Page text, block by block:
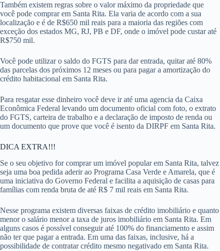
Também existem regras sobre o valor máximo da propriedade que
você pode comprar em Santa Rita. Ela varia de acordo com a sua
localização e é de R$650 mil reais para a maioria das regiões com
exceção dos estados MG, RJ, PB e DF, onde o imóvel pode custar até
R$750 mil.
Você pode utilizar o saldo do FGTS para dar entrada, quitar até 80%
das parcelas dos próximos 12 meses ou para pagar a amortização do
crédito habitacional em Santa Rita.
Para resgatar esse dinheiro você deve ir até uma agencia da Caixa
Econômica Federal levando um documento oficial com foto, o extrato
do FGTS, carteira de trabalho e a declaração de imposto de renda ou
um documento que prove que você é isento da DIRPF em Santa Rita.
DICA EXTRA!!!
Se o seu objetivo for comprar um imóvel popular em Santa Rita, talvez
seja uma boa pedida aderir ao Programa Casa Verde e Amarela, que é
uma iniciativa do Governo Federal e facilita a aquisição de casas para
famílias com renda bruta de até R$ 7 mil reais em Santa Rita.
Nesse programa existem diversas faixas de crédito imobiliário e quanto
menor o salário menor a taxa de juros imobiliário em Santa Rita. Em
alguns casos é possível conseguir até 100% do financiamento e assim
não ter que pagar a entrada. Em uma das faixas, inclusive, há a
possibilidade de contratar crédito mesmo negativado em Santa Rita.